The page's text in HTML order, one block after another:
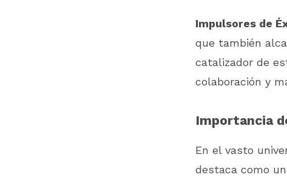
Impulsores de
que también
catalizador de
colaboración y
Importancia
En el vasto
destaca como